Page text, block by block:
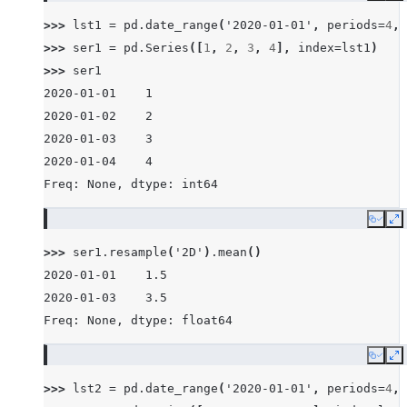
>>> lst1 = pd . date_range ( '2020-01-01' , periods=4 ,
>>> ser1 = pd . Series ([ 1 , 2 , 3 , 4 ], index=lst1 )
>>> ser1
2020-01-01    1
2020-01-02    2
2020-01-03    3
2020-01-04    4
Freq: None, dtype: int64
Copy
>>> ser1 . resample ( '2D' ) . mean ()
2020-01-01    1.5
2020-01-03    3.5
Freq: None, dtype: float64
Copy
>>> lst2 = pd . date_range ( '2020-01-01' , periods=4 ,